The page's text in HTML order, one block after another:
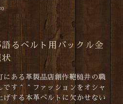
るベルト用バックル金
にある革製品店創作鞄槌井の職
です＾＾ファッションをオシャ
げする本革ベルトに欠かせない